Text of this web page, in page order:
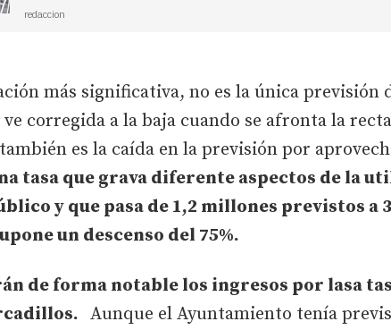
redaccion
más significativa, no es la única previsión
ve corregida a la baja cuando se afronta la
es la caída en la previsión por
tasa que grava diferente aspectos de la
y que pasa de 1,2 millones previstos a
un descenso del 75%.
de forma notable los ingresos por lasa
Aunque el Ayuntamiento tenía